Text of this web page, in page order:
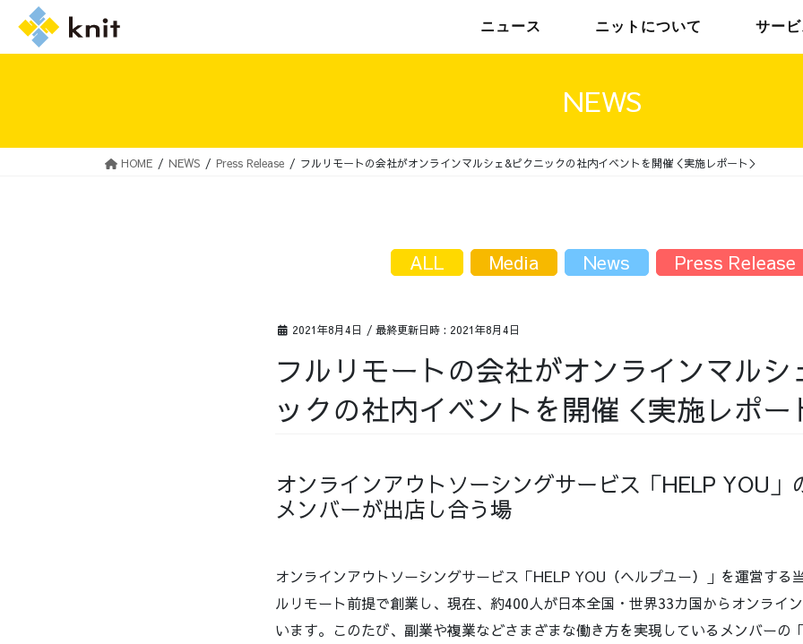
ニュース ニットについて サー
NEWS
HOME NEWS Press Release フルリモートの会社がオンラインマルシェ&ピクニックの社内イベントを開催＜実施レポート＞
2021年8月4日 / 最終更新日時 : 2021年8月4日
フルリモートの会社がオンラインマルシ
ックの社内イベントを開催＜実施レポー
オンラインアウトソーシングサービス「HELP YOU」
メンバーが出店し合う場
オンラインアウトソーシングサービス「HELP YOU（ヘルプユー）」を運営する
ルリモート前提で創業し、現在、約400人が日本全国・世界33カ国からオンライ
います。このたび、副業や複業などさまざまな働き方を実現しているメンバーの
ALL Media News Press Release